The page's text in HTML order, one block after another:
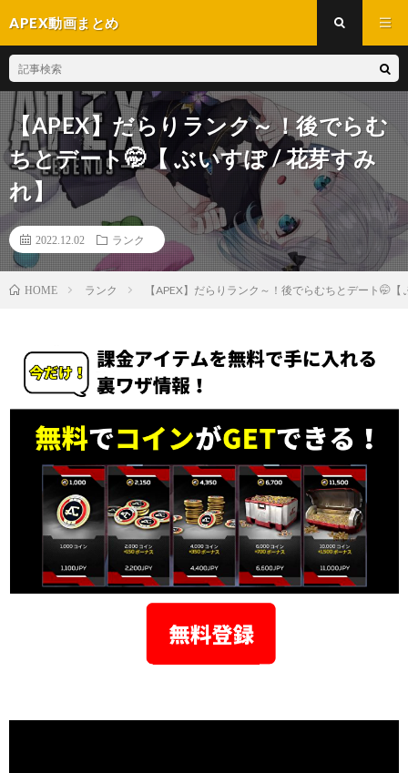
APEX動画まとめ
【APEX】だらりランク～！後でらむ
ちとデート🤭【 ぶいすぽ / 花芽すみ
れ】
2022.12.02 ランク
HOME ランク 【APEX】だらりランク～！後でらむちとデート🤭【